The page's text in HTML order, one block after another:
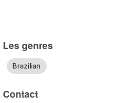
Les genres
Brazilian
Contact